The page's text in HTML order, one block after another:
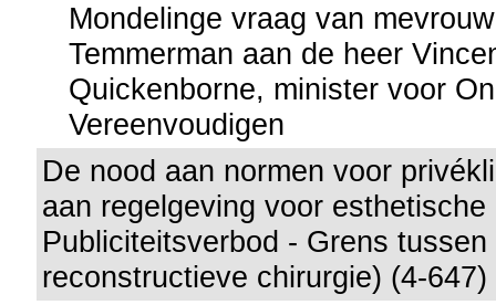
Mondelinge vraag van
Temmerman aan de heer
Quickenborne, minister voor
Vereenvoudigen
De nood aan normen voor
aan regelgeving voor esthetische
Publiciteitsverbod - Grens
reconstructieve chirurgie) (4-647)